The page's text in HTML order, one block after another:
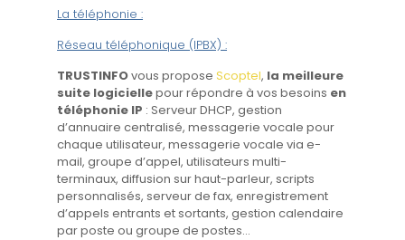
La téléphonie :
Réseau téléphonique (IPBX) :
TRUSTINFOvous proposeScoptel, la meilleure
suite logiciellepour répondre à vos besoins en
téléphonie IP : Serveur DHCP, gestion
d’annuaire centralisé, messagerie vocale pour
chaque utilisateur, messagerie vocale via e-
mail, groupe d’appel, utilisateurs multi-
terminaux, diffusion sur haut-parleur, scripts
personnalisés, serveur de fax, enregistrement
d’appels entrants et sortants, gestion calendaire
par poste ou groupe de postes…